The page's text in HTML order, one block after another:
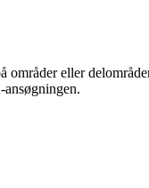
områder eller